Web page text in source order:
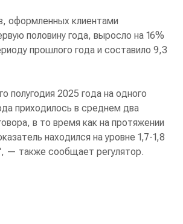
оформленных клиентами
половину года, выросло на 16%
прошлого года и составило 9,3
полугодия 2025 года на одного
приходилось в среднем два
в то время как на протяжении
находился на уровне 1,7-1,8
— также сообщает регулятор.